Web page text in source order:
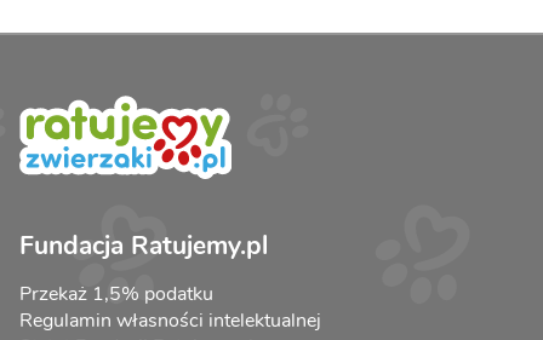
Fundacja Ratujemy.pl
Przekaż 1,5% podatku
Regulamin własności intelektualnej